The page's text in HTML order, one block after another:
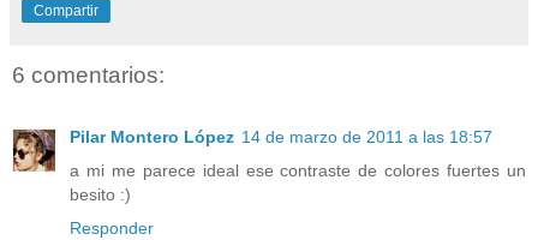
Compartir
6 comentarios:
Pilar Montero López 14 de marzo de 2011 a las 18:57
a mi me parece ideal ese contraste de colores fuertes un
besito :)
Responder